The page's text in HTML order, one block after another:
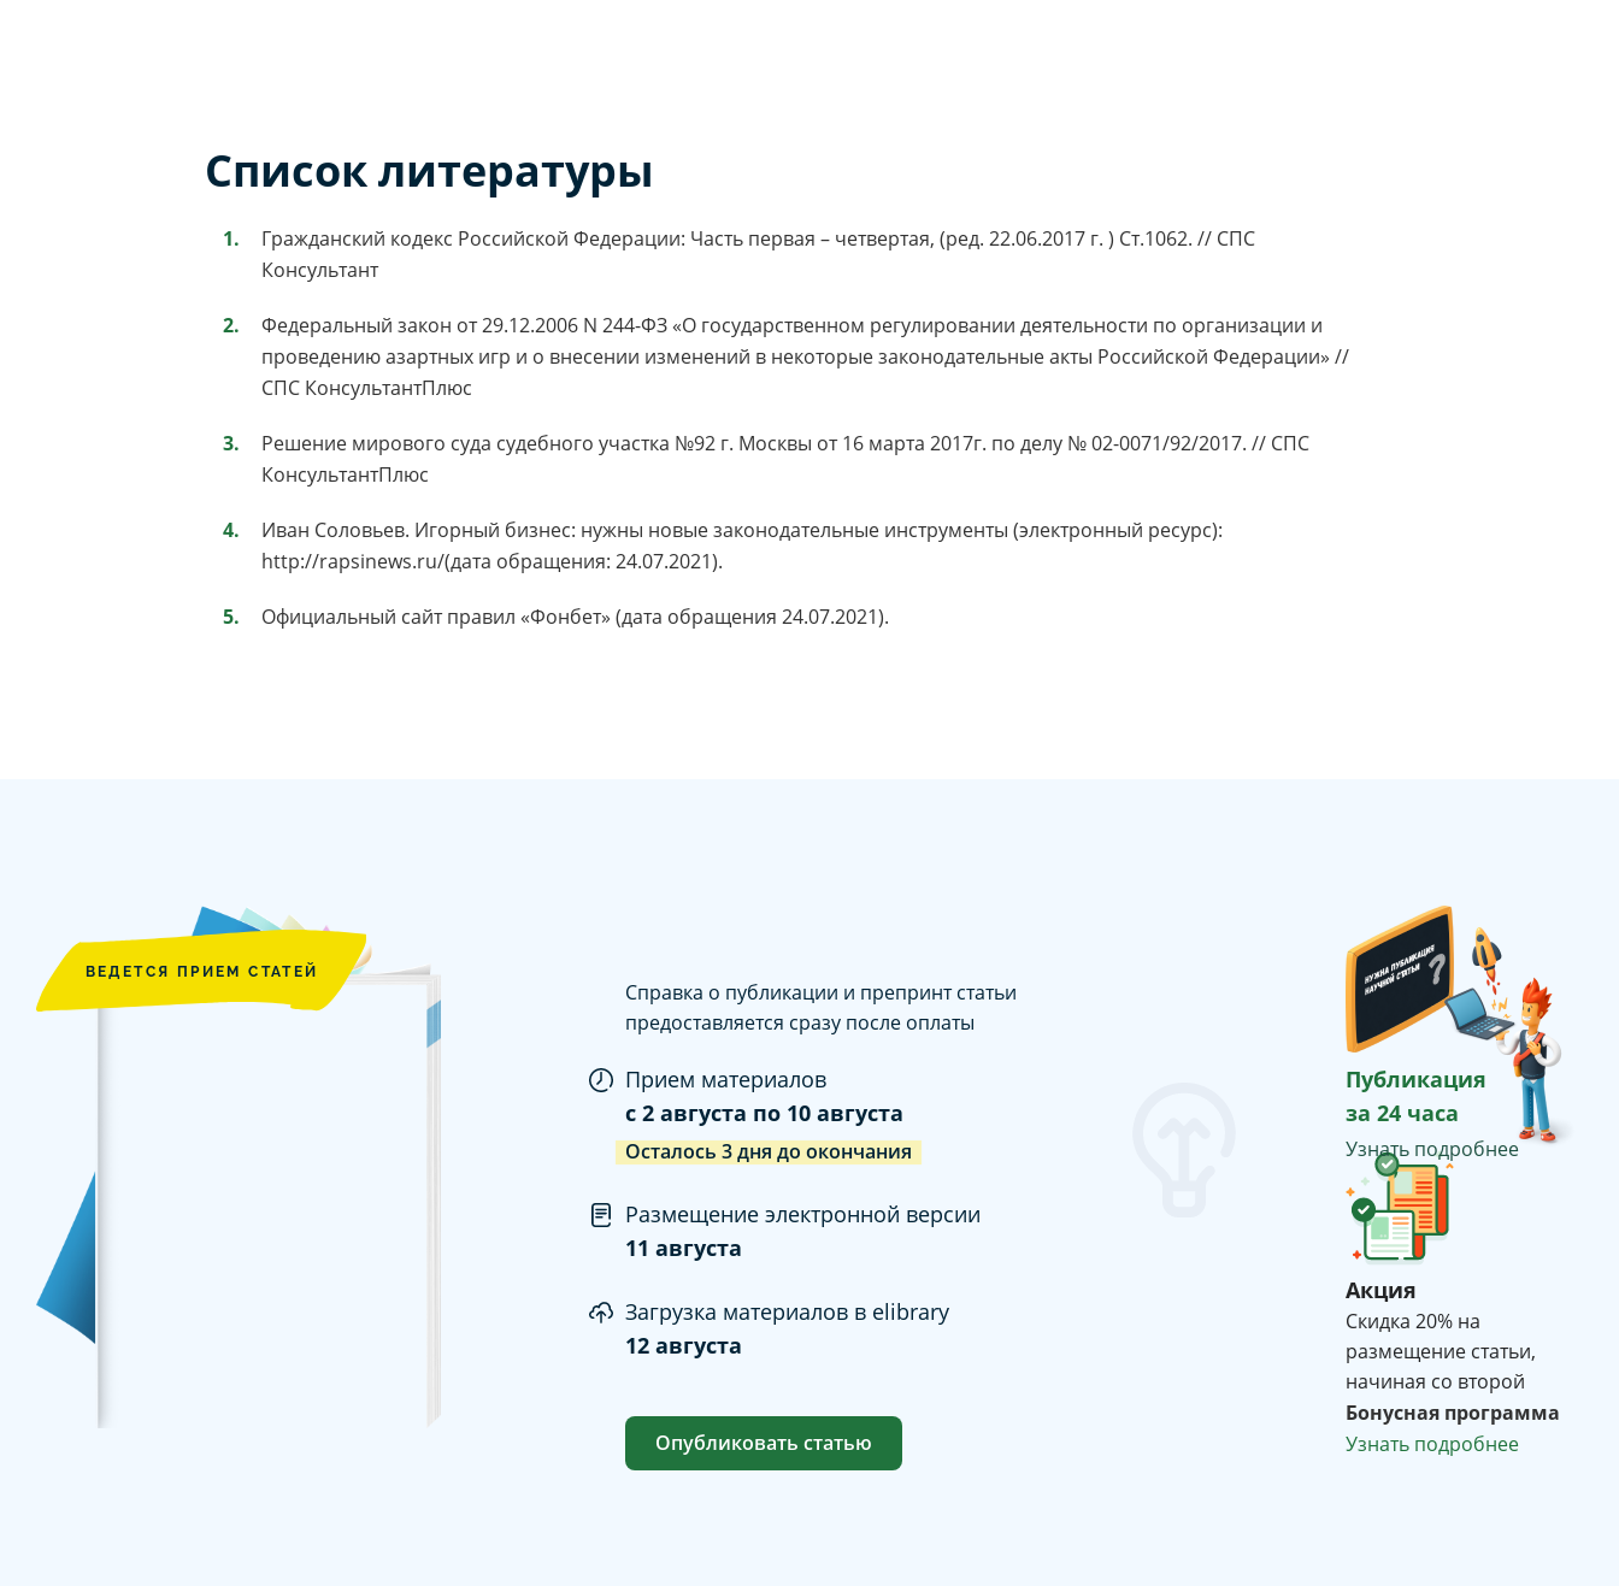
Список литературы
Гражданский кодекс Российской Федерации: Часть первая – четвертая, (ред. 22.06.2017 г. ) Ст.1062. // СПС
Консультант
Федеральный закон от 29.12.2006 N 244-ФЗ «О государственном регулировании деятельности по организации и
проведению азартных игр и о внесении изменений в некоторые законодательные акты Российской Федерации» //
СПС КонсультантПлюс
Решение мирового суда судебного участка №92 г. Москвы от 16 марта 2017г. по делу № 02-0071/92/2017. // СПС
КонсультантПлюс
Иван Соловьев. Игорный бизнес: нужны новые законодательные инструменты (электронный ресурс):
http://rapsinews.ru/(дата обращения: 24.07.2021).
Официальный сайт правил «Фонбет» (дата обращения 24.07.2021).
ВЕДЕТСЯ ПРИЕМ СТАТЕЙ
Справка о публикации и препринт статьи
предоставляется сразу после оплаты
Прием материалов
c 2 августа по 10 августа
Осталось 3дня до окончания
Размещение электронной версии
11 августа
Загрузка материалов в elibrary
12 августа
Опубликовать статью
Публикация
за 24 часа
Узнать подробнее
Акция
Cкидка 20% на
размещение статьи,
начиная со второй
Бонусная программа
Узнать подробнее